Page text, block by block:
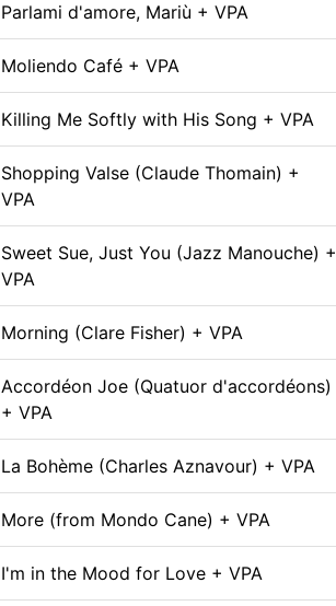
Parlami d'amore, Mariù + VPA
Moliendo Café + VPA
Killing Me Softly with His Song + VPA
Shopping Valse (Claude Thomain) +
VPA
Sweet Sue, Just You (Jazz Manouche) +
VPA
Morning (Clare Fisher) + VPA
Accordéon Joe (Quatuor d'accordéons)
+ VPA
La Bohème (Charles Aznavour) + VPA
More (from Mondo Cane) + VPA
I'm in the Mood for Love + VPA